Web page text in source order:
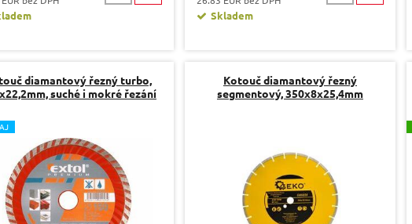
Skladem
diamantový řezný turbo,
suché i mokré řezání
Kotouč diamantový řezný
segmentový, 350x8x25,4mm